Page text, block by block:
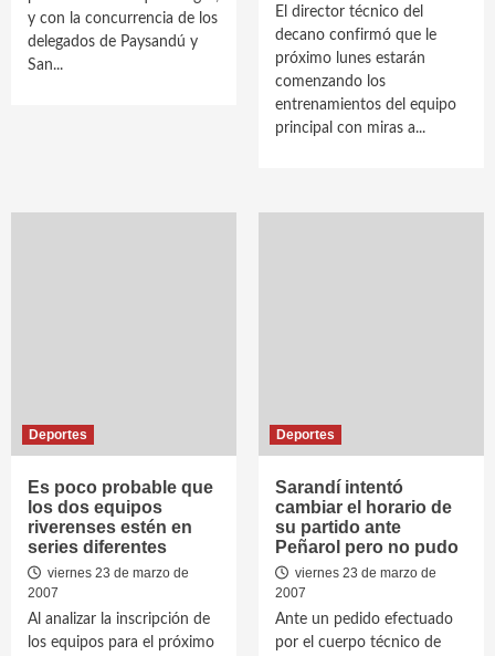
y con la concurrencia de los
delegados de Paysandú y
San...
El director técnico del
decano confirmó que le
próximo lunes estarán
comenzando los
entrenamientos del equipo
principal con miras a...
Deportes
Es poco probable que
los dos equipos
riverenses estén en
series diferentes
viernes 23 de marzo de
2007
Al analizar la inscripción de
los equipos para el próximo
Deportes
Sarandí intentó
cambiar el horario de
su partido ante
Peñarol pero no pudo
viernes 23 de marzo de
2007
Ante un pedido efectuado
por el cuerpo técnico de